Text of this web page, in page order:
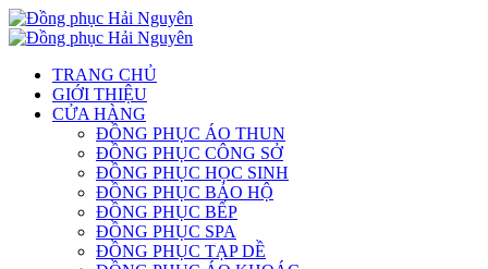
TRANG CHỦ
GIỚI THIỆU
CỬA HÀNG
ĐỒNG PHỤC ÁO THUN
ĐỒNG PHỤC CÔNG SỞ
ĐỒNG PHỤC HỌC SINH
ĐỒNG PHỤC BẢO HỘ
ĐỒNG PHỤC BẾP
ĐỒNG PHỤC SPA
ĐỒNG PHỤC TẠP DỀ